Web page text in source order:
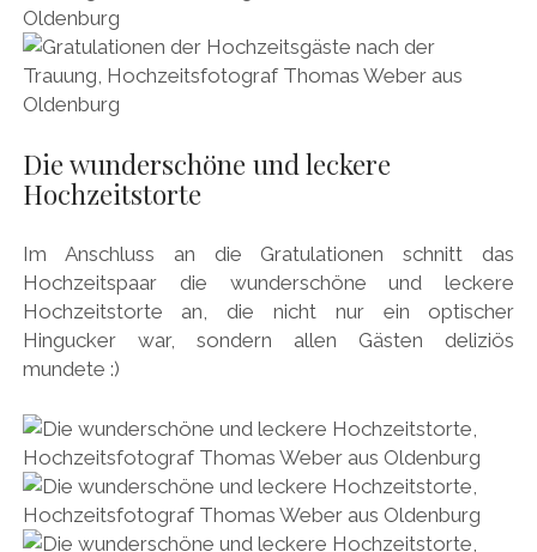
Die wunderschöne und leckere
Hochzeitstorte
Im Anschluss an die Gratulationen schnitt das
Hochzeitspaar die wunderschöne und leckere
Hochzeitstorte an, die nicht nur ein optischer
Hingucker war, sondern allen Gästen deliziös
mundete :)